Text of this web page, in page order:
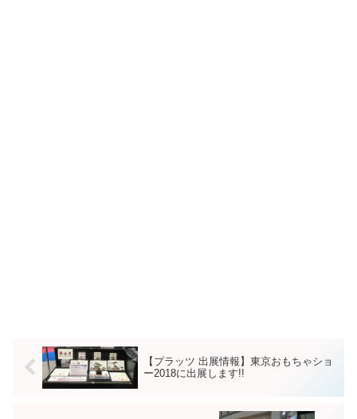
【プラッツ 出展情報】東京おもちゃショ
ー2018に出展します!!